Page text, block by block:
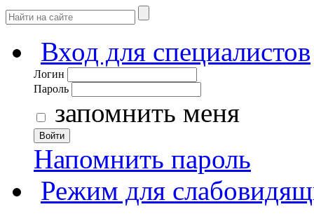
Вход для специалистов
Логин
Пароль
запомнить меня
Войти
Напомнить пароль
Режим для